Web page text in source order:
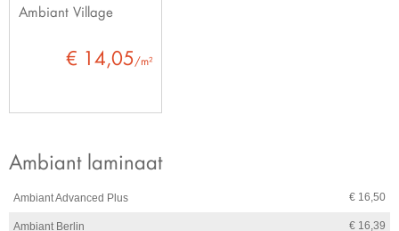
Ambiant Village
€ 14,05 /m²
Ambiant laminaat
Ambiant Advanced Plus € 16,50
Ambiant Berlin € 16,39